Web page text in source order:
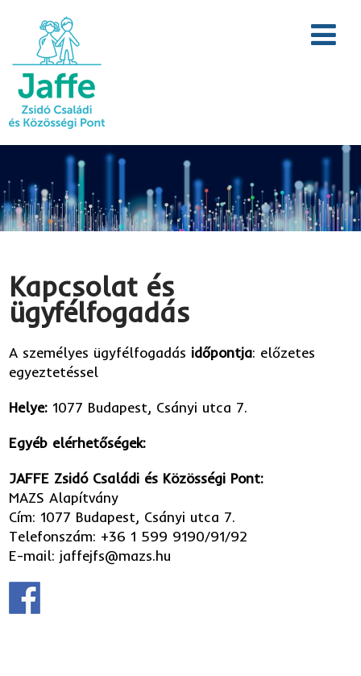
Kapcsolat és
ügyfélfogadás
A személyes ügyfélfogadás időpontja: előzetes
egyeztetéssel
Helye: 1077 Budapest, Csányi utca 7.
Egyéb elérhetőségek:
JAFFE Zsidó Családi és Közösségi Pont:
MAZS Alapítvány
Cím: 1077 Budapest, Csányi utca 7.
Telefonszám: +36 1 599 9190/91/92
E-mail: jaffejfs@mazs.hu